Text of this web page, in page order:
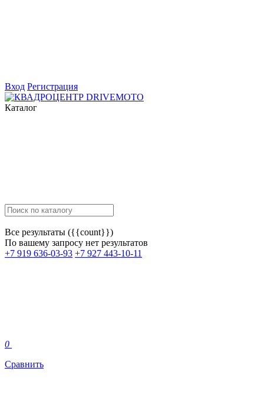
Вход Регистрация
Каталог
Все результаты ({{count}})
По вашему запросу нет результатов
+7 919 636-03-93 +7 927 443-10-11
0
Сравнить